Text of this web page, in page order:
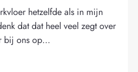
hetzelfde als in mijn
dat dat heel veel zegt over
bij ons op…